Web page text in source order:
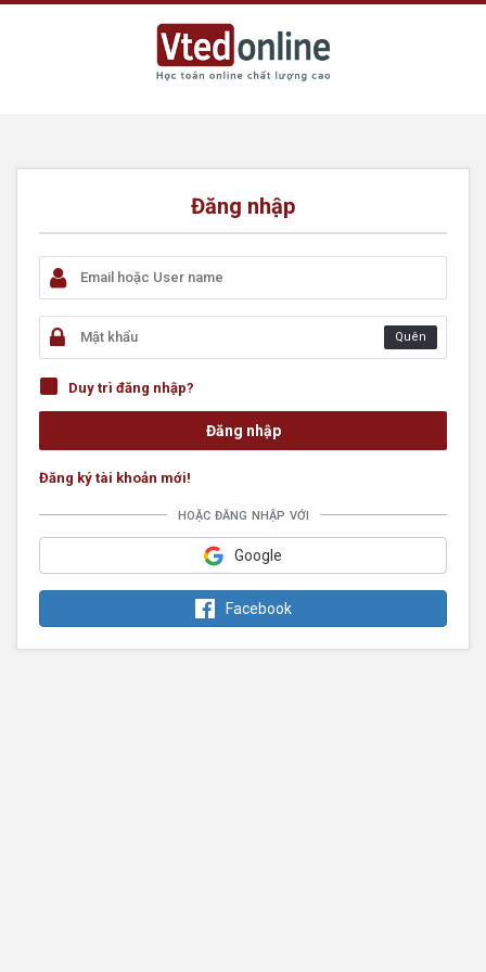
Đăng nhập
Quên
Duy trì đăng nhập?
Đăng ký tài khoản mới!
hoặc đăng nhập với
Google
Facebook